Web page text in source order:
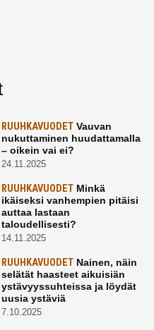
RUUHKAVUODETVauvan
nukuttaminen huudattamalla
– oikein vai ei?
24.11.2025
RUUHKAVUODETMinkä
ikäiseksi vanhempien pitäisi
auttaa lastaan
taloudellisesti?
14.11.2025
RUUHKAVUODETNainen, näin
selätät haasteet aikuisiän
ystävyyssuhteissa ja löydät
uusia ystäviä
7.10.2025